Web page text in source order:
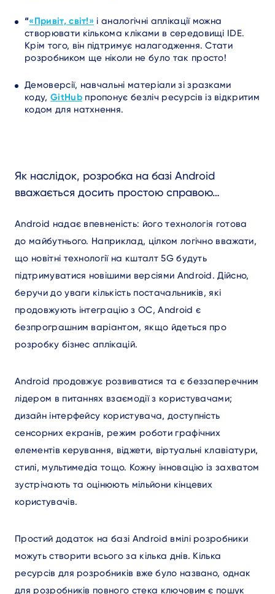
“«Привіт, світ!» і аналогічні аплікації можна
створювати кількома кліками в середовищі IDE.
Крім того, він підтримує налагодження. Стати
розробником ще ніколи не було так просто!
Демоверсії, навчальні матеріали зі зразками
коду, GitHub пропонує безліч ресурсів із відкритим
кодом для натхнення.
Як наслідок, розробка на базі Android
вважається досить простою справою…
Android надає впевненість: його технологія готова
до майбутнього. Наприклад, цілком логічно вважати,
що новітні технології на кшталт 5G будуть
підтримуватися новішими версіями Android. Дійсно,
беручи до уваги кількість постачальників, які
продовжують інтеграцію з ОС, Android є
безпрограшним варіантом, якщо йдеться про
розробку бізнес аплікацій.
Android продовжує розвиватися та є беззаперечним
лідером в питаннях взаємодії з користувачами;
дизайн інтерфейсу користувача, доступність
сенсорних екранів, режим роботи графічних
елементів керування, віджети, віртуальні клавіатури,
стилі, мультимедіа тощо. Кожну інновацію із захватом
зустрічають та оцінюють мільйони кінцевих
користувачів.
Простий додаток на базі Android вмілі розробники
можуть створити всього за кілька днів. Кілька
ресурсів для розробників вже було названо, однак
для розробників повного стека ключовим є пошук